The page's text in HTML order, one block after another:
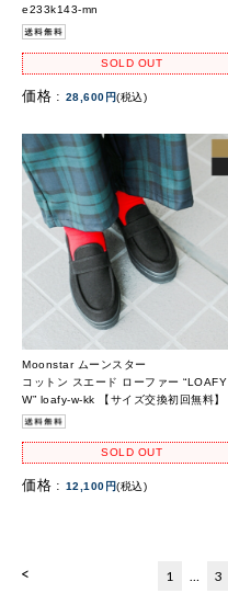
e233k143-mn
SOLD OUT
価格 : 28,600円(税込)
Moonstar ムーンスター
コットン スエード ローファー “LOAFY
W” loafy-w-kk 【サイズ交換初回無料】
SOLD OUT
価格 : 12,100円(税込)
< 1 … 3